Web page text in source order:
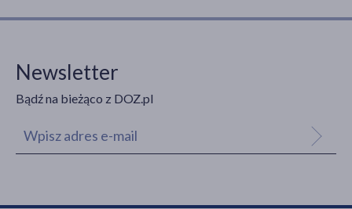
Newsletter
Bądź na bieżąco z DOZ.pl